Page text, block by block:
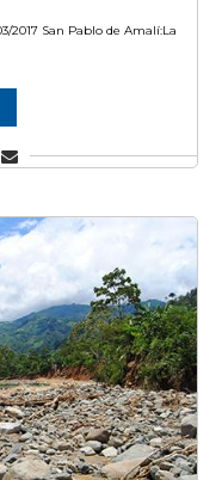
2017 San Pablo de Amalí:La